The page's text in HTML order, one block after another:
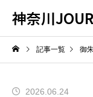
神奈川
記事一覧 御
2026.06.24